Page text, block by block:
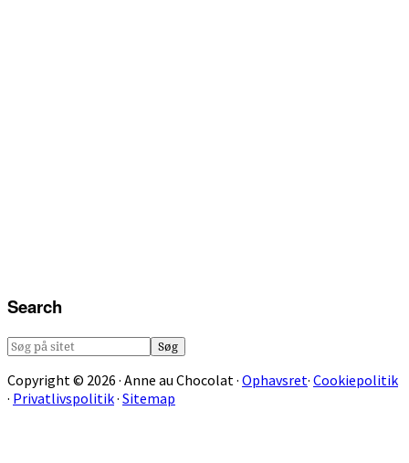
Search
Søg
sitet
Copyright © 2026 · Anne au Chocolat · Ophavsret· Cookiepolitik
· Privatlivspolitik· Sitemap